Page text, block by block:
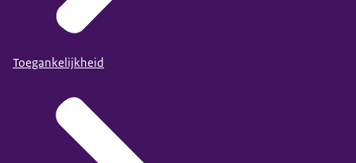
Toegankelijkheid